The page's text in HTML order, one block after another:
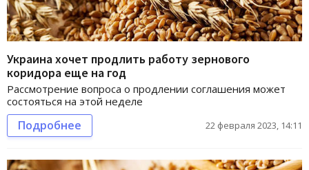
Украина хочет продлить работу зернового
коридора еще на год
Рассмотрение вопроса о продлении соглашения может
состояться на этой неделе
Подробнее 22 февраля 2023, 14:11